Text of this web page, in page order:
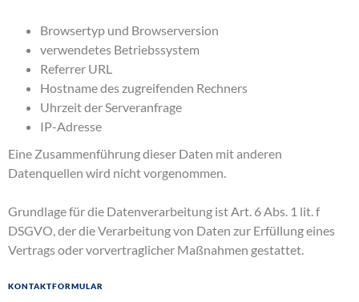
Browsertyp und Browserversion
verwendetes Betriebssystem
Referrer URL
Hostname des zugreifenden Rechners
Uhrzeit der Serveranfrage
IP-Adresse
Eine Zusammenführung dieser Daten mit anderen
Datenquellen wird nicht vorgenommen.
Grundlage für die Datenverarbeitung ist Art. 6 Abs. 1 lit. f
DSGVO, der die Verarbeitung von Daten zur Erfüllung eines
Vertrags oder vorvertraglicher Maßnahmen gestattet.
Kontaktformular